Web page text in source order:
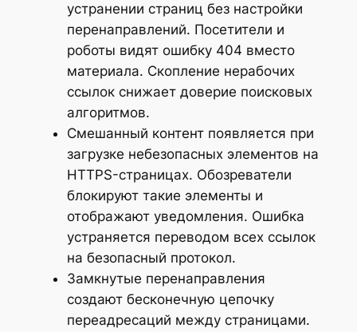
устранении страниц без настройки
перенаправлений. Посетители и
роботы видят ошибку 404 вместо
материала. Скопление нерабочих
ссылок снижает доверие поисковых
алгоритмов.
Смешанный контент появляется при
загрузке небезопасных элементов на
HTTPS-страницах. Обозреватели
блокируют такие элементы и
отображают уведомления. Ошибка
устраняется переводом всех ссылок
на безопасный протокол.
Замкнутые перенаправления
создают бесконечную цепочку
переадресаций между страницами.